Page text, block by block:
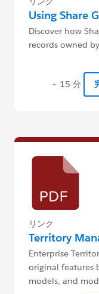
Using Share
Discover how
records owned
~ 15 分
リンク
Territory
Enterprise
original features
models, and